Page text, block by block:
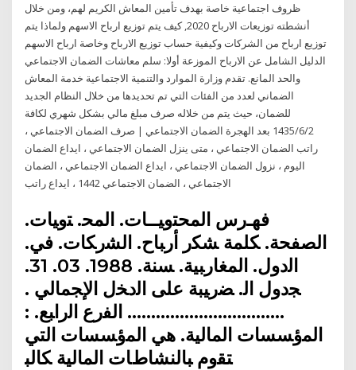
ظروف اجتماعية خاصة بهدف تأمين المعاش الكريم لهم، ومن خلال
أنشطته توزيعات الارباح 2020, كيف يتم توزيع ارباح الاسهم ولماذا يتم
توزيع ارباح من الشركات وكيفية حساب توزيع الارباح وخاصة ارباح الاسهم
الدليل الشامل عن الارباح الموزعة أولا: سلم معاشات الضمان الاجتماعي
والحد المانع. تقدم وزارة الموارد والتنمية الاجتماعية خدمة المعاش
الضماني لعدد من الفئات التي تم تحديدها من خلال النظام الجديد
للضمان، حيث يتم من خلاله صرف مبلغ مالي بشكل شهري لكافة
2‏‏/6‏‏/1435 بعد الهجرة الضمان الاجتماعي | صرف الضمان الاجتماعي ،
راتب الضمان الاجتماعي ، متى ينزل الضمان الاجتماعي ، ايداع الضمان
اليوم ، نزول الضمان الاجتماعي ، ايداع الضمان الاجتماعي ، الضمان
الاجتماعي ، الضمان الاجتماعي 1442 ، ايداع راتب
ﻓﻬـﺭﺱ ﺍﻟﻤﺤﺘﻭﻴــﺎﺕ. ﺍﻟﻤﺤ. ﺘﻭﻴﺎﺕ.
ﺍﻟﺼﻔﺤﺔ. ﻜﻠﻤﺔ ﺸﻜﺭ ﺃﺭﺒﺎﺡ. ﺍﻟﺸﺭﻜﺎﺕ. ﻓﻲ.
ﺍﻟﺩﻭل. ﺍﻟﻤﻐﺎﺭﺒﻴﺔ. ﺴﻨﺔ. 1988. 03. 31.
ﺠﺩﻭل ﺍﻟ. ﻀﺭﻴﺒﺔ ﻋﻠﻰ ﺍﻟﺩﺨل ﺍﻹﺠﻤﺎﻟﻲ .
…………………………… ﺍﻟﻔﺭﻉ ﺍﻟﺭﺍﺒﻊ. :
ﺍﻟﻤﺅﺴﺴﺎﺕ ﺍﻟﻤﺎﻟﻴﺔ. ﻫﻲ ﺍﻟﻤﺅﺴﺴﺎﺕ ﺍﻟﺘﻲ
ﺘﻘﻭﻡ ﺒﺎﻟﻨﺸﺎﻁﺎﺕ ﺍﻟﻤﺎﻟﻴﺔ ﻜﺎﻟﺒ